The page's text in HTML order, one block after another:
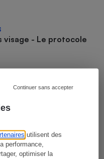
utilisent des
performance,
optimiser la
Continuer sans accepter
visage - Le protocole